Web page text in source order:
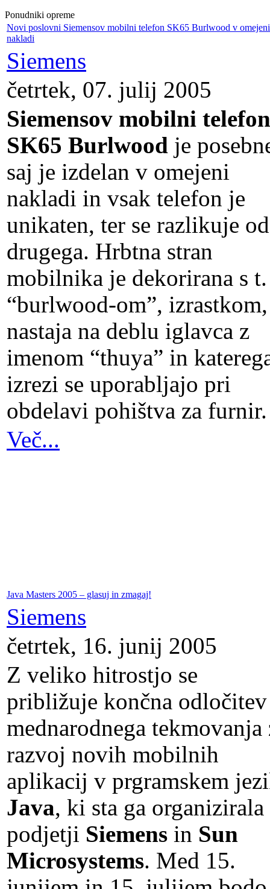
Ponudniki opreme
Novi poslovni Siemensov mobilni telefon SK65 Burlwood v omejeni
nakladi
Siemens
četrtek, 07. julij 2005
Siemensov mobilni telefon
SK65 Burlwood je
saj je izdelan v omejeni
nakladi in vsak telefon je
unikaten, ter se razlikuje od
drugega. Hrbtna stran
mobilnika je dekorirana s
“burlwood-om”,
nastaja na deblu iglavca z
imenom “thuya” in
izrezi se uporabljajo pri
obdelavi pohištva za furnir.
Več...
Java Masters 2005 – glasuj in zmagaj!
Siemens
četrtek, 16. junij 2005
Z veliko hitrostjo se
približuje končna odločitev
mednarodnega tekmovanja
razvoj novih mobilnih
aplikacij v prgramskem
Java, ki sta ga organizirala
podjetji Siemens in Sun
Microsystems. Med 15.